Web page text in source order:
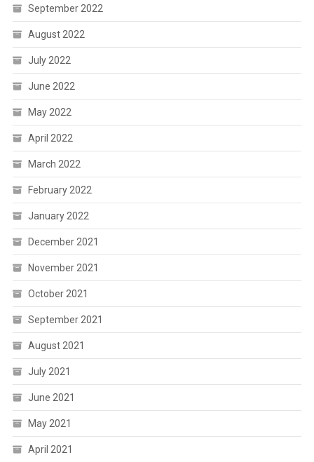
September 2022
August 2022
July 2022
June 2022
May 2022
April 2022
March 2022
February 2022
January 2022
December 2021
November 2021
October 2021
September 2021
August 2021
July 2021
June 2021
May 2021
April 2021